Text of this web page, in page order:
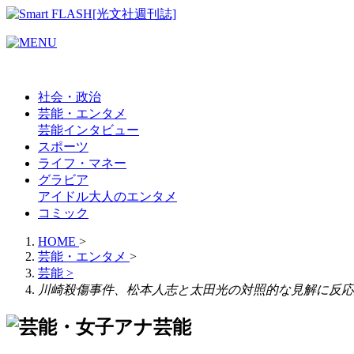
社会・政治
芸能・エンタメ
芸能インタビュー
スポーツ
ライフ・マネー
グラビア
アイドル大人のエンタメ
コミック
HOME >
芸能・エンタメ >
芸能 >
川崎殺傷事件、松本人志と太田光の対照的な見解に反
芸能